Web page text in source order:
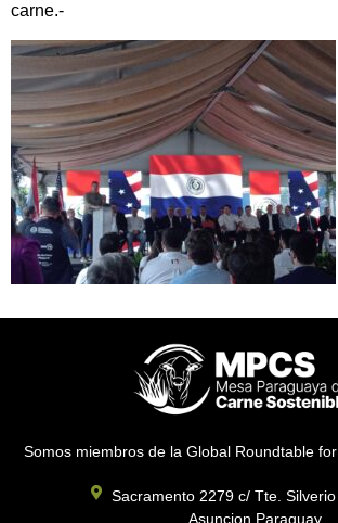
carne.-
Somos miembros de la Global Roundtable
Sacramento 2279 c/ Tte. Silverio
Asuncion Paraguay